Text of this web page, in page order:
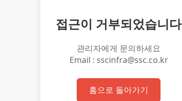
접근이 거부되었습니다
관리자에게 문의하세요
Email : sscinfra@ssc.co.kr
홈으로 돌아가기